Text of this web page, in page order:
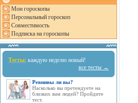
Мои гороскопы
Персональный гороскоп
Совместимость
Подписка на гороскопы
Тесты: каждую неделю новый!
все тесты →
Ревнивы ли вы?
Насколько вы претендуете на
близких вам людей? Пройдите
тест.